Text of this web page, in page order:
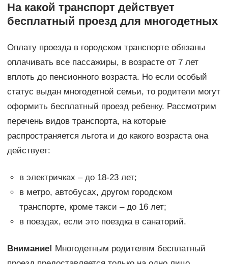
На какой транспорт действует
бесплатный проезд для многодетных
Оплату проезда в городском транспорте обязаны
оплачивать все пассажиры, в возрасте от 7 лет
вплоть до пенсионного возраста. Но если особый
статус выдан многодетной семьи, то родители могут
оформить бесплатный проезд ребенку. Рассмотрим
перечень видов транспорта, на которые
распространяется льгота и до какого возраста она
действует:
в электричках – до 18-23 лет;
в метро, автобусах, другом городском
транспорте, кроме такси – до 16 лет;
в поездах, если это поездка в санаторий.
Внимание! Многодетным родителям бесплатный